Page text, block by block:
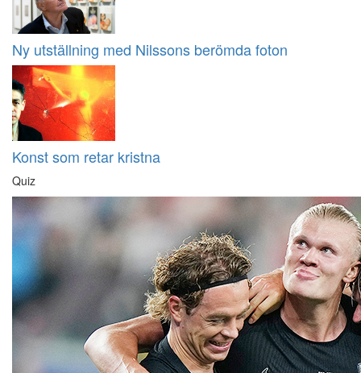
Ny utställning med Nilssons berömda foton
Konst som retar kristna
Quiz